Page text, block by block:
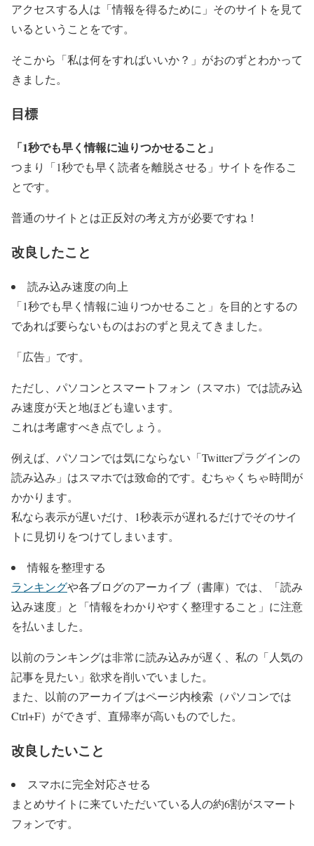
アクセスする人は「情報を得るために」そのサイトを見て
いるということをです。
そこから「私は何をすればいいか？」がおのずとわかって
きました。
目標
「1秒でも早く情報に辿りつかせること」
つまり「1秒でも早く読者を離脱させる」サイトを作るこ
とです。
普通のサイトとは正反対の考え方が必要ですね！
改良したこと
読み込み速度の向上
「1秒でも早く情報に辿りつかせること」を目的とするの
であれば要らないものはおのずと見えてきました。
「広告」です。
ただし、パソコンとスマートフォン（スマホ）では読み込
み速度が天と地ほども違います。
これは考慮すべき点でしょう。
例えば、パソコンでは気にならない「Twitterプラグインの
読み込み」はスマホでは致命的です。むちゃくちゃ時間が
かかります。
私なら表示が遅いだけ、1秒表示が遅れるだけでそのサイ
トに見切りをつけてしまいます。
情報を整理する
ランキングや各ブログのアーカイブ（書庫）では、「読み
込み速度」と「情報をわかりやすく整理すること」に注意
を払いました。
以前のランキングは非常に読み込みが遅く、私の「人気の
記事を見たい」欲求を削いでいました。
また、以前のアーカイブはページ内検索（パソコンでは
Ctrl+F）ができず、直帰率が高いものでした。
改良したいこと
スマホに完全対応させる
まとめサイトに来ていただいている人の約6割がスマート
フォンです。